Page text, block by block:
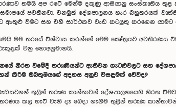
තමයි අප රටේ මෙන්ම දකුණු ආසියානු සංස්කෘතිය තුළ
පවතිනවා. එනමුත් දේශපාලනය හැර බහුතරයක්
ඇතුළු වීමට සහ එහි සාර්ථකව වැඩ කටයුතු කරගෙන යාමට
මම තරයේ විශ්වාස කරන්නේ මෙම ක්‍ෂේත්‍රයට අවතීරණය
වනු නොඅනුමානයි.
නිරත වීමේදී තරුණියන්ට ඇතිවන ගැටළුවලට සහ
කිරීම ඔබතුමියගේ අදහස අනුව විසඳුමක් වේවීද?
තුලින් තරුණ කාන්තාවන් දේශපාලනයෙහි නිරත
කල හැටි වැනි දෑ බෙදා ගැනීම තුළින් තරුණ